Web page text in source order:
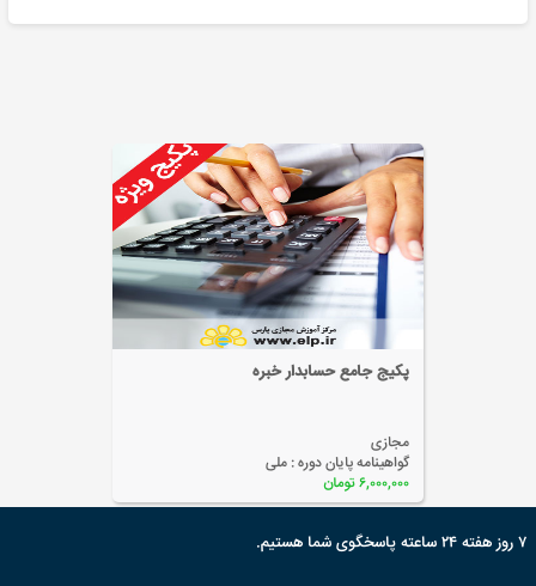
اظهارنامه مالیاتی
مجازی
گواهینامه پایان دوره :
۲,۰۰۰,۰۰۰ تومان
۷ روز هفته ۲۴ ساعته پاسخگوی شما هستیم.